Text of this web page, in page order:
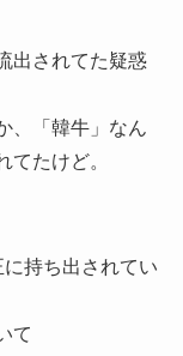
出されてた疑惑
、「韓牛」なん
てたけど。
持ち出されてい
て